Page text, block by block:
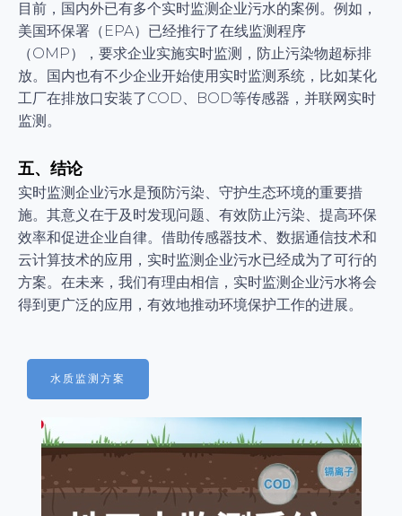
目前，国内外已有多个实时监测企业污水的案例。例如，
美国环保署（EPA）已经推行了在线监测程序
（OMP），要求企业实施实时监测，防止污染物超标排
放。国内也有不少企业开始使用实时监测系统，比如某化
工厂在排放口安装了COD、BOD等传感器，并联网实时
监测。
五、结论
实时监测企业污水是预防污染、守护生态环境的重要措
施。其意义在于及时发现问题、有效防止污染、提高环保
效率和促进企业自律。借助传感器技术、数据通信技术和
云计算技术的应用，实时监测企业污水已经成为了可行的
方案。在未来，我们有理由相信，实时监测企业污水将会
得到更广泛的应用，有效地推动环境保护工作的进展。
水质监测方案